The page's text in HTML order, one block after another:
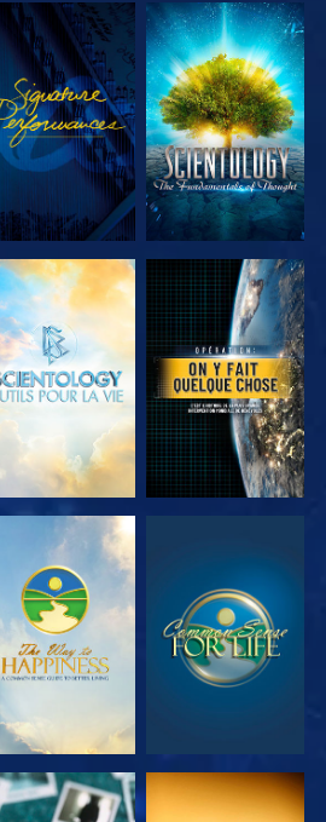
REGARDER
DÉCOUVRIR
LES SÉRIES
DÉCOUVRIR
LES SÉRIES
REGARDER
REGARDER REGARDER